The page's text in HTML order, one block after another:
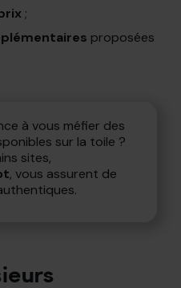
;
proposées
à vous méfier des
sur la toile ?
sites,
, vous assurent de